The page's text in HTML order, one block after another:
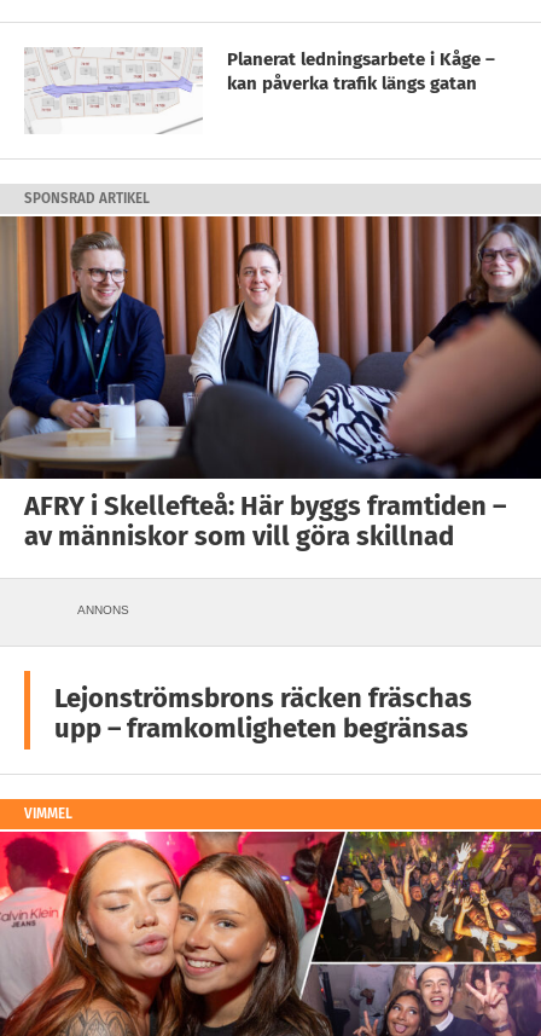
Planerat ledningsarbete i Kåge –
kan påverka trafik längs gatan
SPONSRAD ARTIKEL
AFRY i Skellefteå: Här byggs framtiden –
av människor som vill göra skillnad
ANNONS
Lejonströmsbrons räcken fräschas
upp – framkomligheten begränsas
VIMMEL